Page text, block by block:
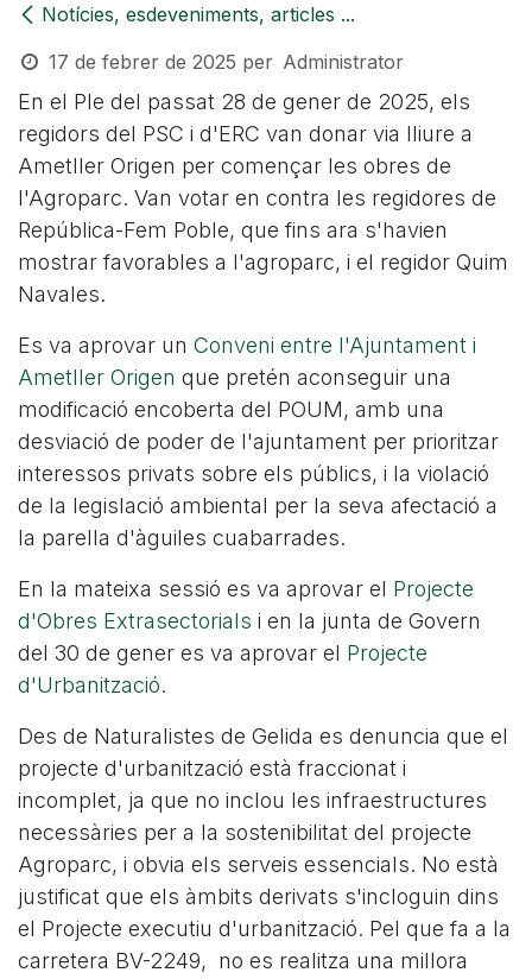
Notícies, esdeveniments, articles ...
17 de febrer de 2025 per Administrator
En el Ple del passat 28 de gener de 2025, els
regidors del PSC i d'ERC van donar via lliure a
Ametller Origen per començar les obres de
l'Agroparc. Van votar en contra les regidores de
República-Fem Poble, que fins ara s'havien
mostrar favorables a l'agroparc, i el regidor Quim
Navales.
Es va aprovar un Conveni entre l'Ajuntament i
Ametller Origen que pretén aconseguir una
modificació encoberta del POUM, amb una
desviació de poder de l'ajuntament per prioritzar
interessos privats sobre els públics, i la violació
de la legislació ambiental per la seva afectació a
la parella d'àguiles cuabarrades.
En la mateixa sessió es va aprovar el Projecte
d'Obres Extrasectorials i en la junta de Govern
del 30 de gener es va aprovar el Projecte
d'Urbanització.
Des de Naturalistes de Gelida es denuncia que el
projecte d'urbanització està fraccionat i
incomplet, ja que no inclou les infraestructures
necessàries per a la sostenibilitat del projecte
Agroparc, i obvia els serveis essencials. No està
justificat que els àmbits derivats s'incloguin dins
el Projecte executiu d'urbanització. Pel que fa a la
carretera BV-2249, no es realitza una millora